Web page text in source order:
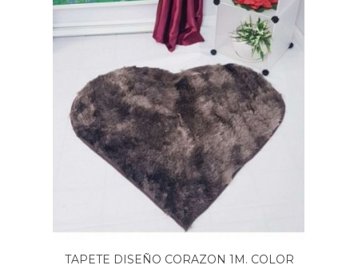
TAPETE DISEÑO CORAZON 1M. COLOR